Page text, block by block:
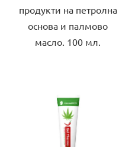
продукти на петролна
основа и палмово
масло. 100 мл.